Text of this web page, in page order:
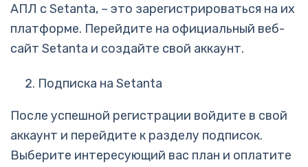
АПЛ с Setanta, – это зарегистрироваться на их
платформе. Перейдите на официальный веб-
сайт Setanta и создайте свой аккаунт.
Подписка на Setanta
После успешной регистрации войдите в свой
аккаунт и перейдите к разделу подписок.
Выберите интересующий вас план и оплатите